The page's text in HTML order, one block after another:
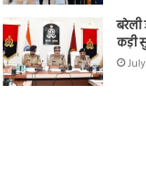
बरेली
कड़ी